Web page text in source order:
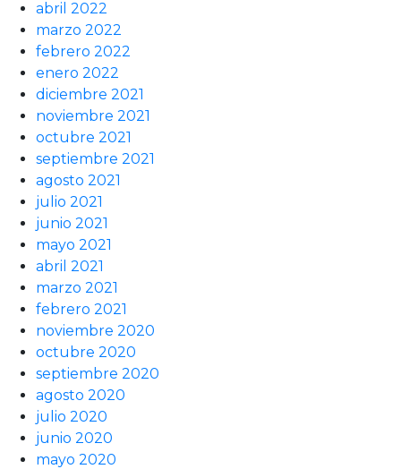
abril 2022
marzo 2022
febrero 2022
enero 2022
diciembre 2021
noviembre 2021
octubre 2021
septiembre 2021
agosto 2021
julio 2021
junio 2021
mayo 2021
abril 2021
marzo 2021
febrero 2021
noviembre 2020
octubre 2020
septiembre 2020
agosto 2020
julio 2020
junio 2020
mayo 2020